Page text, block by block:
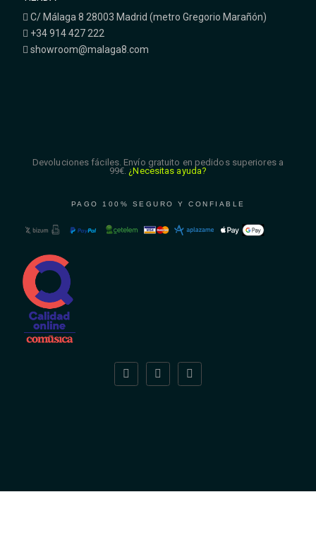
C/ Málaga 8 28003 Madrid (metro Gregorio Marañón)
+34 914 427 222
showroom@malaga8.com
Devoluciones fáciles. Envío gratuito en pedidos superiores a
99€. ¿Necesitas ayuda?
PAGO 100% SEGURO Y CONFIABLE